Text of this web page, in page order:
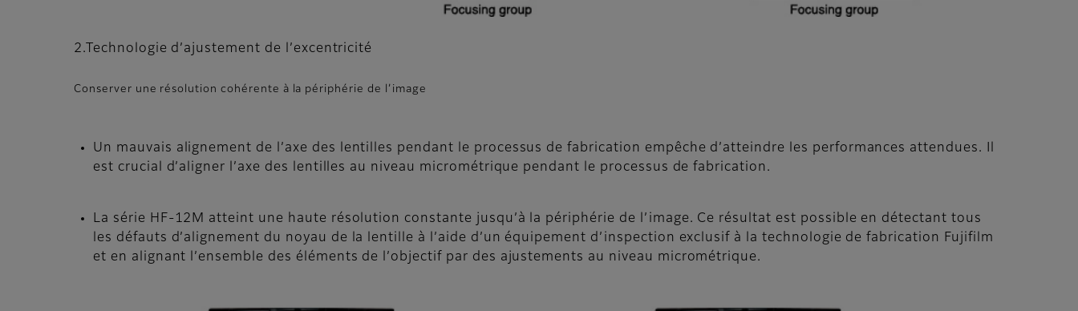
2.Technologie d’ajustement de l’excentricité
Conserver une résolution cohérente à la périphérie de l’image
Un mauvais alignement de l’axe des lentilles pendant le processus de fabrication empêche d’atteindre les performances attendues. Il
est crucial d’aligner l’axe des lentilles au niveau micrométrique pendant le processus de fabrication.
La série HF-12M atteint une haute résolution constante jusqu’à la périphérie de l’image. Ce résultat est possible en détectant tous
les défauts d’alignement du noyau de la lentille à l’aide d’un équipement d’inspection exclusif à la technologie de fabrication Fujifilm
et en alignant l’ensemble des éléments de l’objectif par des ajustements au niveau micrométrique.